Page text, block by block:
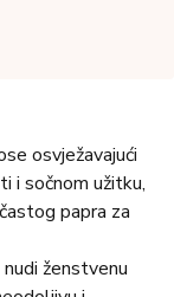
osvježavajući
i sočnom užitku,
papra za
ženstvenu